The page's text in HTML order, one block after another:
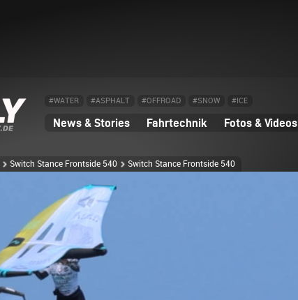
#WATER #ASPHALT #OFFROAD #SNOW #ICE
News & Stories Fahrtechnik Fotos & Videos
Switch Stance Frontside 540 Switch Stance Frontside 540